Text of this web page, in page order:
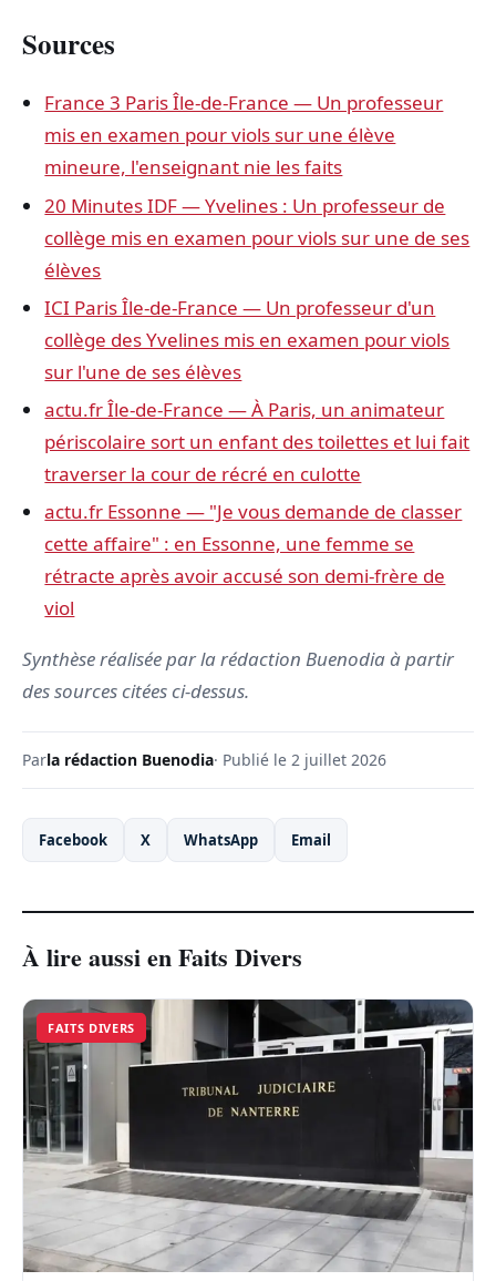
Sources
France 3 Paris Île-de-France — Un professeur
mis en examen pour viols sur une élève
mineure, l'enseignant nie les faits
20 Minutes IDF — Yvelines : Un professeur de
collège mis en examen pour viols sur une de ses
élèves
ICI Paris Île-de-France — Un professeur d'un
collège des Yvelines mis en examen pour viols
sur l'une de ses élèves
actu.fr Île-de-France — À Paris, un animateur
périscolaire sort un enfant des toilettes et lui fait
traverser la cour de récré en culotte
actu.fr Essonne — "Je vous demande de classer
cette affaire" : en Essonne, une femme se
rétracte après avoir accusé son demi-frère de
viol
Synthèse réalisée par la rédaction Buenodia à partir
des sources citées ci-dessus.
Parla rédaction Buenodia· Publié le 2 juillet 2026
Facebook X WhatsApp Email
À lire aussi en Faits Divers
FAITS DIVERS